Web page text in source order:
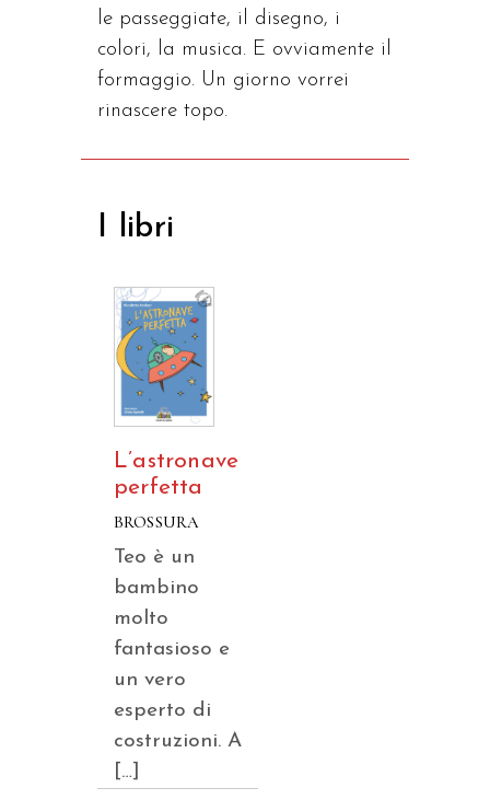
le passeggiate, il disegno, i
colori, la musica. E ovviamente il
formaggio. Un giorno vorrei
rinascere topo.
I libri
L’astronave
perfetta
BROSSURA
Teo è un
bambino
molto
fantasioso e
un vero
esperto di
costruzioni. A
[…]